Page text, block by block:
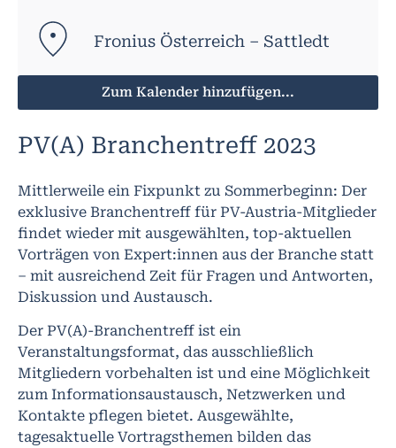
Fronius Österreich – Sattledt
Zum Kalender hinzufügen...
PV(A) Branchentreff 2023
Mittlerweile ein Fixpunkt zu Sommerbeginn: Der
exklusive Branchentreff für PV-Austria-Mitglieder
findet wieder mit ausgewählten, top-aktuellen
Vorträgen von Expert:innen aus der Branche statt
– mit ausreichend Zeit für Fragen und Antworten,
Diskussion und Austausch.
Der PV(A)-Branchentreff ist ein
Veranstaltungsformat, das ausschließlich
Mitgliedern vorbehalten ist und eine Möglichkeit
zum Informationsaustausch, Netzwerken und
Kontakte pflegen bietet. Ausgewählte,
tagesaktuelle Vortragsthemen bilden das